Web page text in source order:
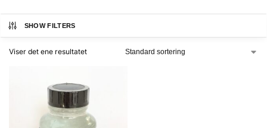
SHOW FILTERS
Viser det ene resultatet